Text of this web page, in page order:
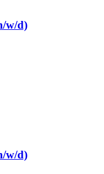
w/d)
w/d)